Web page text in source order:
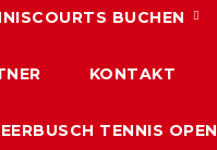
BUCHEN
KONTAKT
TENNIS OPEN